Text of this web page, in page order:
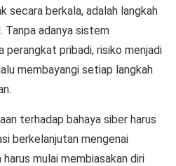
secara berkala, adalah langkah
Tanpa adanya sistem
perangkat pribadi, risiko menjadi
membayangi setiap langkah
terhadap bahaya siber harus
berkelanjutan mengenai
mulai membiasakan diri